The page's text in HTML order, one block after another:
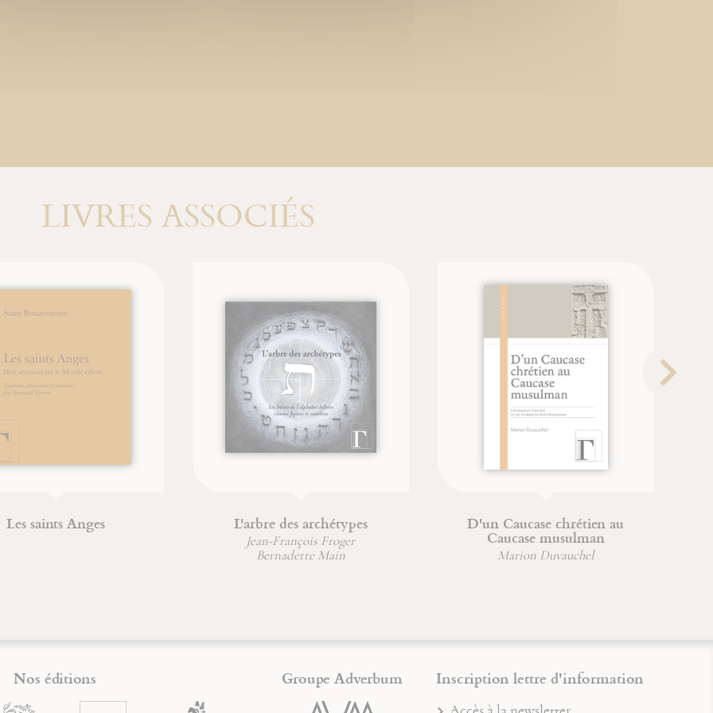
LIVRES ASSOCIÉS
Le maître du shabbat Le livre de la nature humaine
Jean-François Froger
Du combat spirituel à la
déification
Jean-François Froger
Nos éditions Groupe Adverbum Inscription lettre d'information